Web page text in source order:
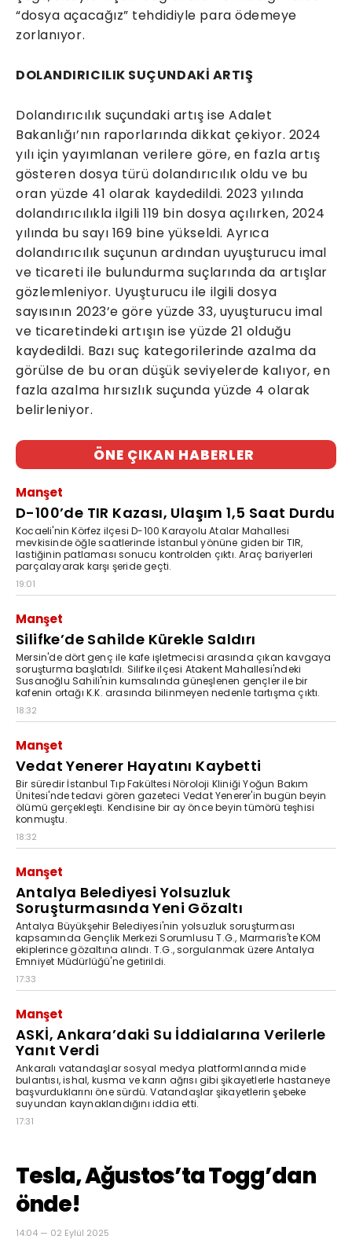
“dosya açacağız” tehdidiyle para ödemeye
zorlanıyor.
DOLANDIRICILIK SUÇUNDAKİ ARTIŞ
Dolandırıcılık suçundaki artış ise Adalet
Bakanlığı’nın raporlarında dikkat çekiyor. 2024
yılı için yayımlanan verilere göre, en fazla artış
gösteren dosya türü dolandırıcılık oldu ve bu
oran yüzde 41 olarak kaydedildi. 2023 yılında
dolandırıcılıkla ilgili 119 bin dosya açılırken, 2024
yılında bu sayı 169 bine yükseldi. Ayrıca
dolandırıcılık suçunun ardından uyuşturucu imal
ve ticareti ile bulundurma suçlarında da artışlar
gözlemleniyor. Uyuşturucu ile ilgili dosya
sayısının 2023’e göre yüzde 33, uyuşturucu imal
ve ticaretindeki artışın ise yüzde 21 olduğu
kaydedildi. Bazı suç kategorilerinde azalma da
görülse de bu oran düşük seviyelerde kalıyor, en
fazla azalma hırsızlık suçunda yüzde 4 olarak
belirleniyor.
ÖNE ÇIKAN HABERLER
Manşet
D-100’de TIR Kazası, Ulaşım 1,5 Saat Durdu
Kocaeli'nin Körfez ilçesi D-100 Karayolu Atalar Mahallesi
mevkisinde öğle saatlerinde İstanbul yönüne giden bir TIR,
lastiğinin patlaması sonucu kontrolden çıktı. Araç bariyerleri
parçalayarak karşı şeride geçti.
19:01
Manşet
Silifke’de Sahilde Kürekle Saldırı
Mersin'de dört genç ile kafe işletmecisi arasında çıkan kavgaya
soruşturma başlatıldı. Silifke ilçesi Atakent Mahallesi'ndeki
Susanoğlu Sahili'nin kumsalında güneşlenen gençler ile bir
kafenin ortağı K.K. arasında bilinmeyen nedenle tartışma çıktı.
18:32
Manşet
Vedat Yenerer Hayatını Kaybetti
Bir süredir İstanbul Tıp Fakültesi Nöroloji Kliniği Yoğun Bakım
Ünitesi'nde tedavi gören gazeteci Vedat Yenerer'in bugün beyin
ölümü gerçekleşti. Kendisine bir ay önce beyin tümörü teşhisi
konmuştu.
18:32
Manşet
Antalya Belediyesi Yolsuzluk
Soruşturmasında Yeni Gözaltı
Antalya Büyükşehir Belediyesi'nin yolsuzluk soruşturması
kapsamında Gençlik Merkezi Sorumlusu T.G., Marmaris'te KOM
ekiplerince gözaltına alındı. T.G., sorgulanmak üzere Antalya
Emniyet Müdürlüğü'ne getirildi.
17:33
Manşet
ASKİ, Ankara’daki Su İddialarına Verilerle
Yanıt Verdi
Ankaralı vatandaşlar sosyal medya platformlarında mide
bulantısı, ishal, kusma ve karın ağrısı gibi şikayetlerle hastaneye
başvurduklarını öne sürdü. Vatandaşlar şikayetlerin şebeke
suyundan kaynaklandığını iddia etti.
17:31